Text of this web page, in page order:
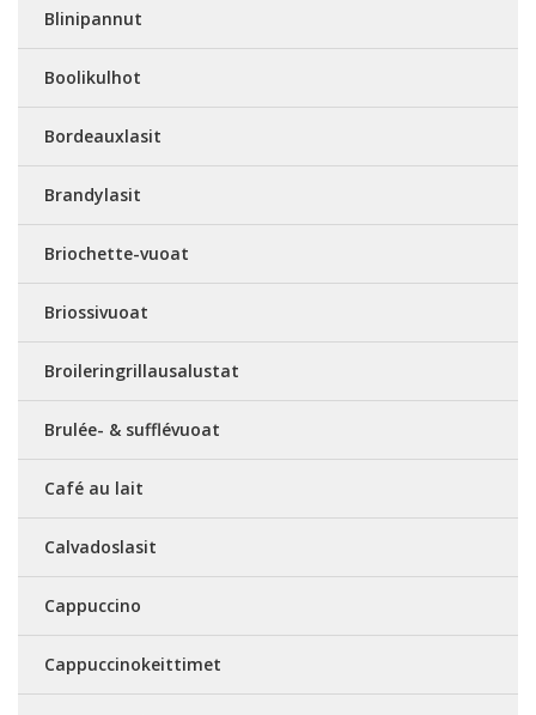
Blinipannut
Boolikulhot
Bordeauxlasit
Brandylasit
Briochette-vuoat
Briossivuoat
Broileringrillausalustat
Brulée- & sufflévuoat
Café au lait
Calvadoslasit
Cappuccino
Cappuccinokeittimet